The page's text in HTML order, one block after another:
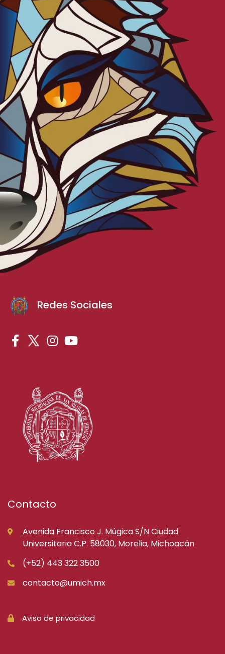
Redes Sociales
Contacto
Avenida Francisco J. Múgica S/N Ciudad
Universitaria C.P. 58030, Morelia, Michoacán
(+52) 443 322 3500
contacto@umich.mx
Aviso de privacidad